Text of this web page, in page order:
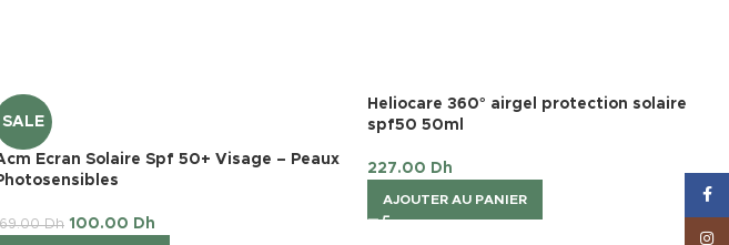
SALE
Ecran Solaire Spf 50+ Visage – Peaux
Dh 100.00 Dh
Heliocare 360° airgel protection solaire
spf50 50ml
227.00 Dh
AJOUTER AU PANIER